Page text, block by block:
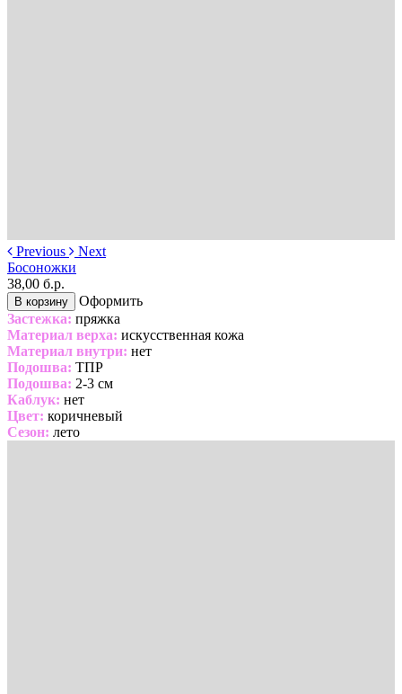
Previous
Next
Босоножки
38,00 б.р.
В корзину
Оформить
Застежка: пряжка
Материал верха: искусственная кожа
Материал внутри: нет
Подошва: ТПР
Подошва: 2-3 см
Каблук: нет
Цвет: коричневый
Сезон: лето